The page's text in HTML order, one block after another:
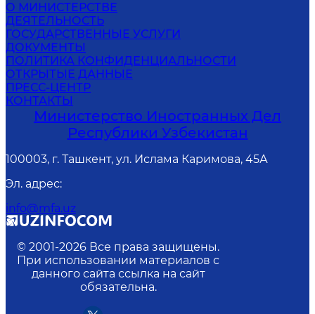
О МИНИСТЕРСТВЕ
ДЕЯТЕЛЬНОСТЬ
ГОСУДАРСТВЕННЫЕ УСЛУГИ
ДОКУМЕНТЫ
ПОЛИТИКА КОНФИДЕНЦИАЛЬНОСТИ
ОТКРЫТЫЕ ДАННЫЕ
ПРЕСС-ЦЕНТР
КОНТАКТЫ
Министерство Иностранных Дел
Республики Узбекистан
100003, г. Ташкент, ул. Ислама Каримова, 45А
Эл. адрес:
info@mfa.uz
© 2001-2026 Все права защищены.
При использовании материалов с
данного сайта ссылка на сайт
обязательна.